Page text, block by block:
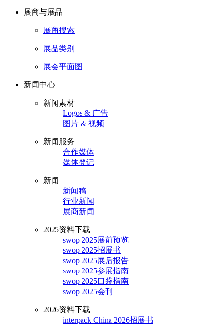
展商与展品
展商搜索
展品类别
展会平面图
新闻中心
新闻素材
Logos & 广告
图片 & 视频
新闻服务
合作媒体
媒体登记
新闻
新闻稿
行业新闻
展商新闻
2025资料下载
swop 2025展前预览
swop 2025招展书
swop 2025展后报告
swop 2025参展指南
swop 2025口袋指南
swop 2025会刊
2026资料下载
interpack China 2026招展书